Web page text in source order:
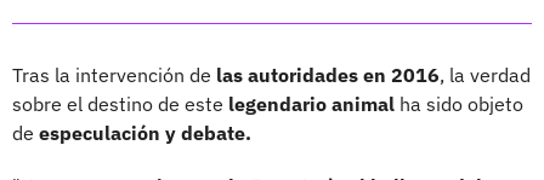
Tras la intervención de las autoridades en 2016, la verdad
sobre el destino de este legendario animal ha sido objeto
de especulación y debate.